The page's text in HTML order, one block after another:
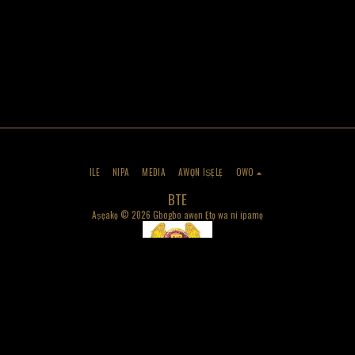
BTE
Aṣẹakọ © 2026 Gbogbo awọn Ẹtọ wa ni ipamọ
ILE NIPA MEDIA AWỌN IṢẸLẸ OWO